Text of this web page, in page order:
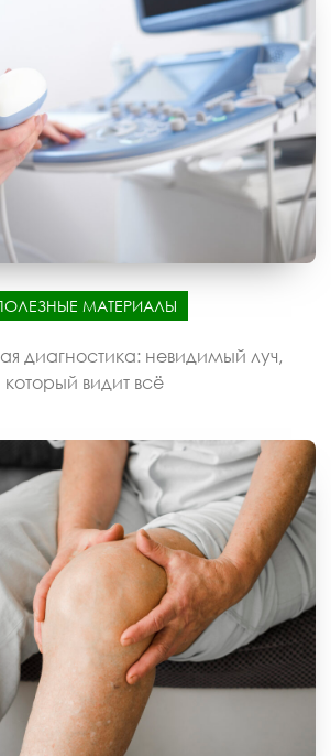
МАТЕРИАЛЫ
диагностика: невидимый луч,
который видит всё